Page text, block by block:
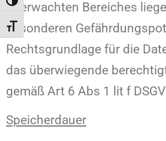
Toggle High Contrast
Toggle Font size
überwachten Bereiches
besonderen
Rechtsgrundlage für die
das überwiegende
gemäß Art 6 Abs 1 lit f
Speicherdauer